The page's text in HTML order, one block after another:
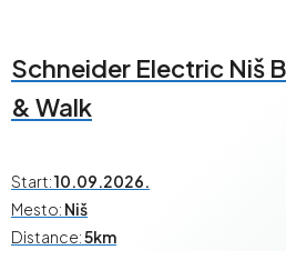
Schneider Electric Niš
& Walk
Start:10.09.2026.
Mesto: Niš
Distance:5km